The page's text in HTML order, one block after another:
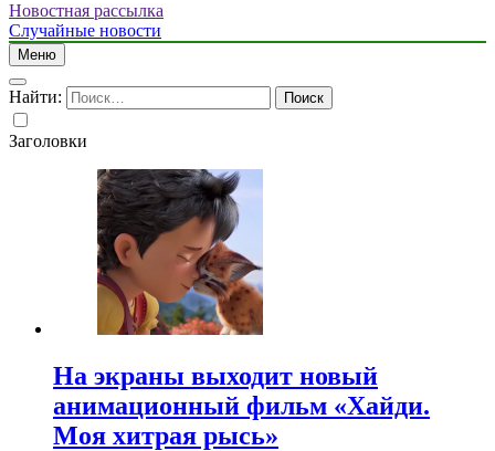
Новостная рассылка
Случайные новости
Меню
Найти:
Заголовки
На экраны выходит новый
анимационный фильм «Хайди.
Моя хитрая рысь»